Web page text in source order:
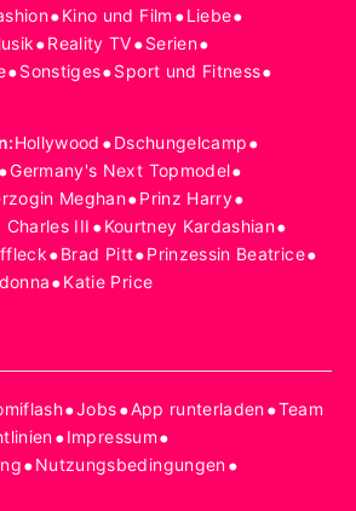
•Kino und Film •Liebe•
•Reality TV•Serien•
•Sonstiges•Sport und Fitness•
:Hollywood •Dschungelcamp•
•Germany's Next Topmodel•
Meghan•Prinz Harry•
Charles III •Kourtney Kardashian•
•Brad Pitt•Prinzessin Beatrice•
•Katie Price
•Jobs•App runterladen•Team
•Impressum•
•Nutzungsbedingungen•